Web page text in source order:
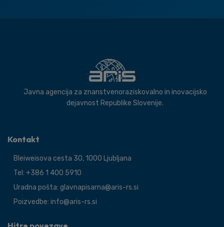
Javna agencija za znanstvenoraziskovalno in inovacijsko
dejavnost Republike Slovenije.
Kontakt
Bleiweisova cesta 30, 1000 Ljubljana
Tel: +386 1 400 5910
Uradna pošta: glavnapisarna@aris-rs.si
Poizvedbe: info@aris-rs.si